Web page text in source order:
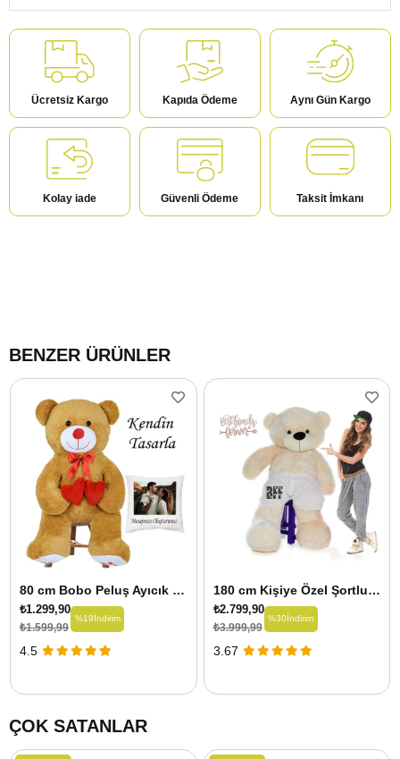
Ücretsiz Kargo Kapıda Ödeme Aynı Gün Kargo
Kolay iade Güvenli Ödeme Taksit İmkanı
BENZER ÜRÜNLER
80 cm Bobo Peluş Ayıcık Kişiye Özel Yastık Hediyeli
₺1.299,90
₺1.599,99
%19İndirim
4.5
180 cm Kişiye Özel Şortlu Tatlım Peluş Ayıcık
₺2.799,90
₺3.999,99
%30İndirim
3.67
ÇOK SATANLAR